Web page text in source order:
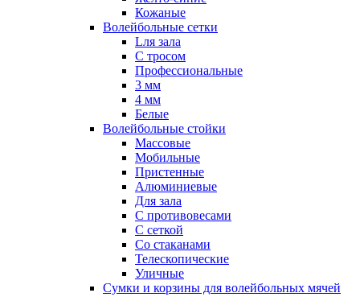
Кожаные
Волейбольные сетки
Lля зала
C тросом
Профессиональные
3 мм
4 мм
Белые
Волейбольные стойки
Массовые
Мобильные
Пристенные
Алюминиевые
Для зала
С противовесами
С сеткой
Со стаканами
Телескопические
Уличные
Сумки и корзины для волейбольных мячей